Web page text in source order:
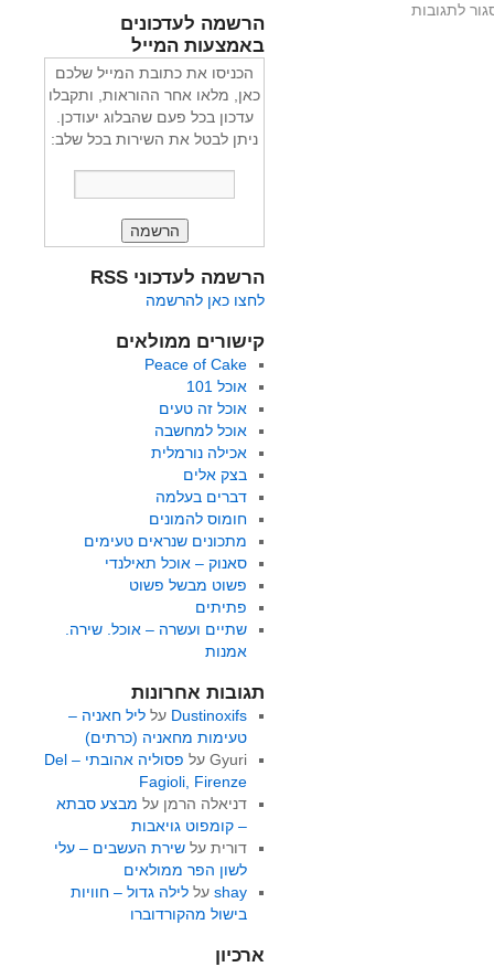
לתגובות
הרשמה לעדכונים
באמצעות המייל
הכניסו את כתובת המייל שלכם
כאן, מלאו אחר ההוראות, ותקבלו
עדכון בכל פעם שהבלוג יעודכן.
ניתן לבטל את השירות בכל שלב:
הרשמה לעדכוני RSS
לחצו כאן להרשמה
קישורים ממולאים
Peace of Cake
אוכל 101
אוכל זה טעים
אוכל למחשבה
אכילה נורמלית
בצק אלים
דברים בעלמה
חומוס להמונים
מתכונים שנראים טעימים
סאנוק – אוכל תאילנדי
פשוט מבשל פשוט
פתיתים
שתיים ועשרה – אוכל. שירה.
אמנות
תגובות אחרונות
Dustinoxifs על ליל חאניה –
טעימות מחאניה (כרתים)
Gyuriעל
פסוליה אהובתי – Del
Fagioli, Firenze
דניאלה הרמן על מבצע סבתא
– קומפוט גויאבות
דוריתעל שירת העשבים – עלי
לשון הפר ממולאים
shayעל לילה גדול – חוויות
בישול מהקורדוברו
ארכיון